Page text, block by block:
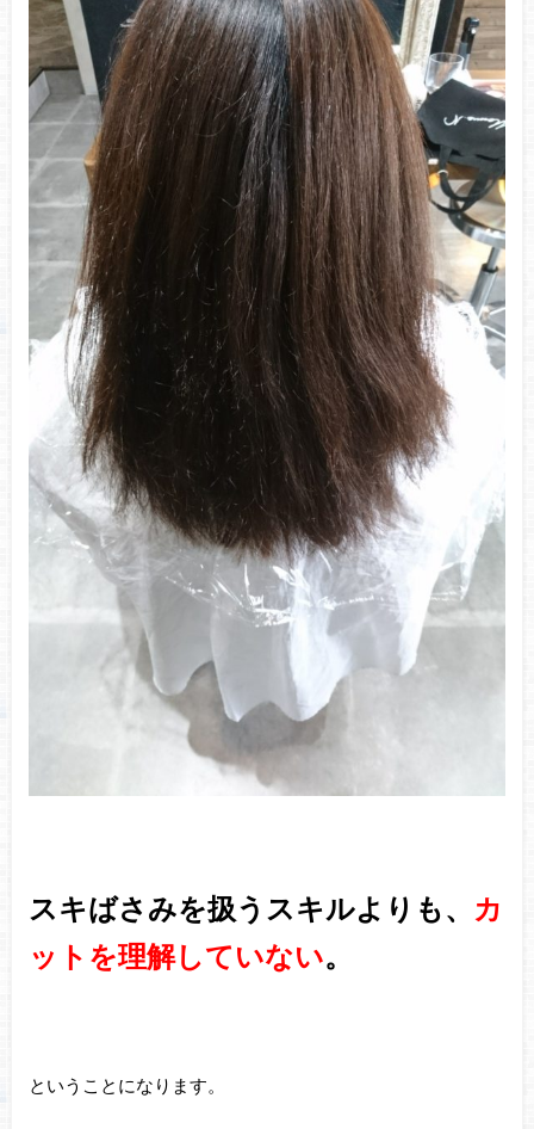
スキばさみを扱うスキルよりも、
カ
ットを理解していない。
ということになります。